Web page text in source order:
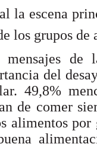
la escena
los grupos de
de
del
49,8%
de comer
alimentos